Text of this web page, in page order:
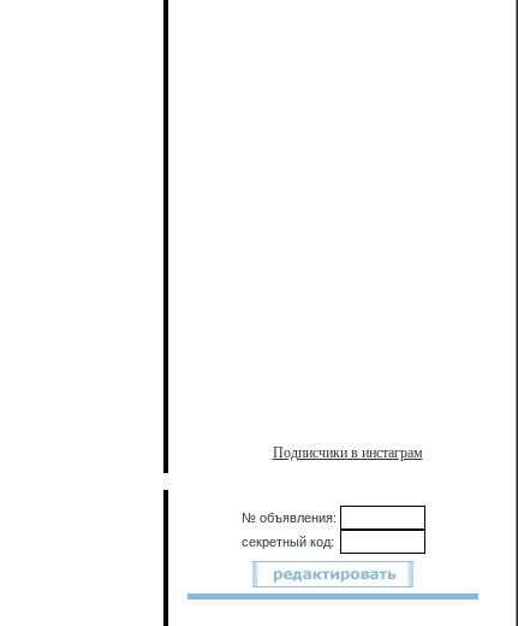
Подписчики в инстаграм
№ объявления:
секретный код: